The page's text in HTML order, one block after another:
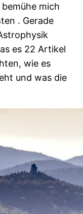
mich
. Gerade
es 22 Artikel
wie es
und was die